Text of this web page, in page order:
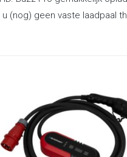
(nog) geen vaste laadpaal